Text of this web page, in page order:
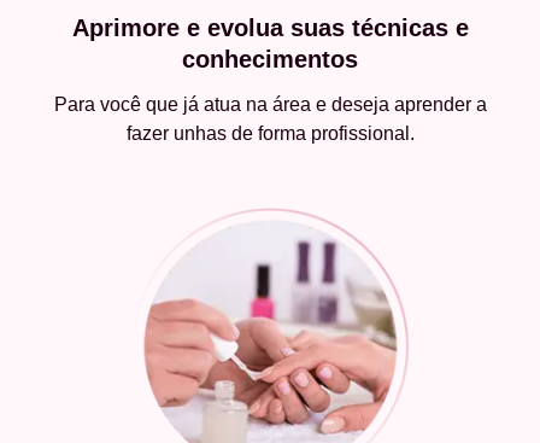
Aprimore e evolua suas técnicas e
conhecimentos
Para você que já atua na área e deseja aprender a
fazer unhas de forma profissional.